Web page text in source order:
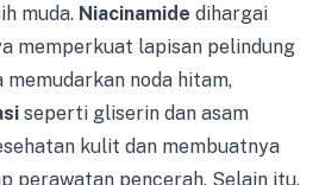
muda. Niacinamide dihargai
memperkuat lapisan pelindung
noda hitam,
seperti gliserin dan asam
kulit dan membuatnya
perawatan pencerah. Selain itu,